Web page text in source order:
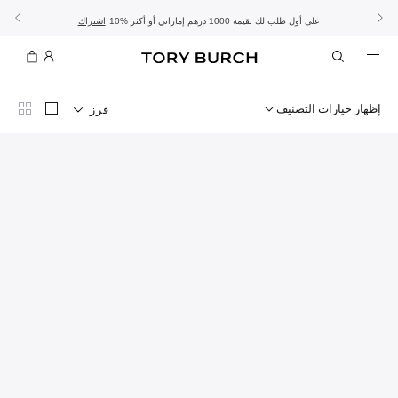
الموسم الجديد: إطلالات العملتسوّقي التشكيلة تشكيلة عيد الأضحىتسوقي اشتراك 10% على أول طلب لك بقيمة 1000 درهم إماراتي أو أكثر تفاصيل - الشحن المجاني تفاصيل - تسوق الآن واستلم في المتجر
إظهار خيارات التصنيف فرز